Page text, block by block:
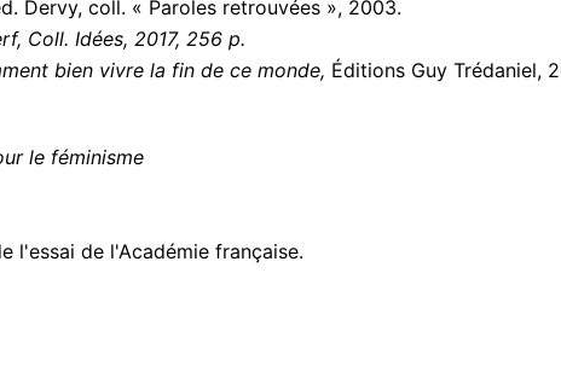
Dervy, coll. « Paroles retrouvées », 2003.
Coll. Idées, 2017, 256 p.
bien vivre la fin de ce monde, Éditions Guy Trédaniel,
le féminisme
l'essai de l'Académie française.